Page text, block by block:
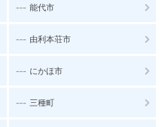
--- 能代市
--- 由利本荘市
--- にかほ市
--- 三種町